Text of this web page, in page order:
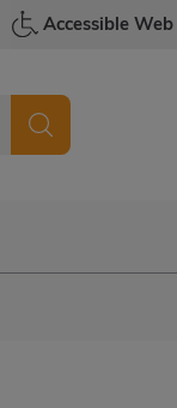
Accessible Web